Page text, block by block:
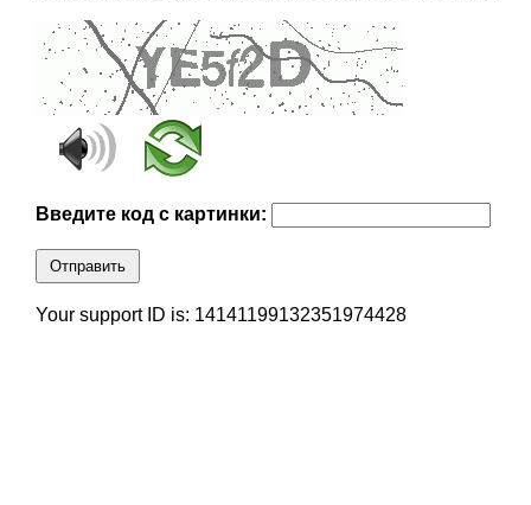
Введите код с картинки:
Отправить
Your support ID is: 14141199132351974428